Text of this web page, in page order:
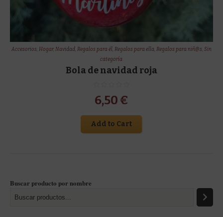
Accesorios, Hogar, Navidad, Regalos para él, Regalos para ella, Regalos para niñ@s, Sin
categoría
Bola de navidad roja
6,50 €
Add to Cart
Buscar producto por nombre